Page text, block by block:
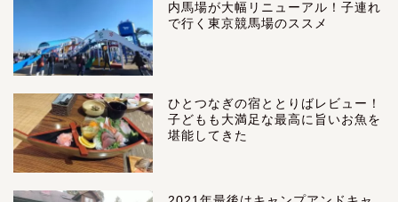
内馬場が大幅リニューアル！子連れ
で行く東京競馬場のススメ
ひとつなぎの宿ととりばレビュー！
子どもも大満足な最高に旨いお魚を
堪能してきた